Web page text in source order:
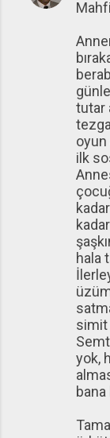
tutar
oyun
ilk
hala
simit
yok,